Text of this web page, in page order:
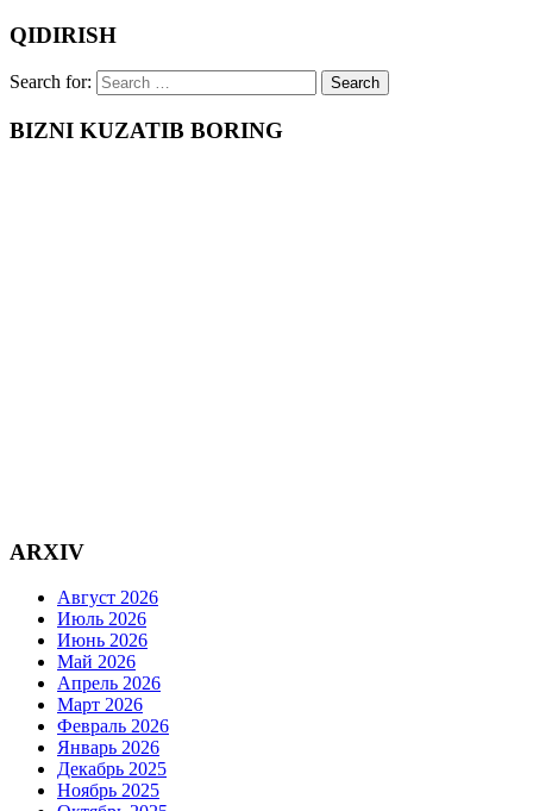
QIDIRISH
Search for:
BIZNI KUZATIB BORING
ARXIV
Август 2026
Июль 2026
Июнь 2026
Май 2026
Апрель 2026
Март 2026
Февраль 2026
Январь 2026
Декабрь 2025
Ноябрь 2025